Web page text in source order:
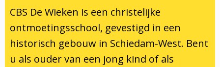
Pedagogisch klimaat en veiligheid
Bibliotheek
Ondersteuning
Verlof aanvragen
Bibliotheek op school
Te weinig geld?
CBS De Wieken is een christelijke
ontmoetingsschool, gevestigd in een
historisch gebouw in Schiedam-West. Bent
u als ouder van een jong kind of als